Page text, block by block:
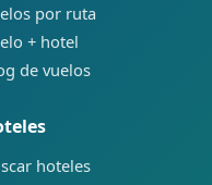
por ruta
+ hotel
de vuelos
hoteles